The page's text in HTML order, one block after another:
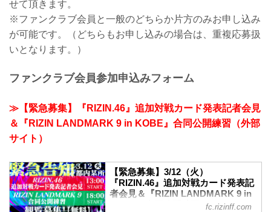
せて頂きます。
※ファンクラブ会員と一般のどちらか片方のみお申し込み
が可能です。（どちらもお申し込みの場合は、重複応募扱
いとなります。）
ファンクラブ会員参加申込みフォーム
≫【緊急募集】『RIZIN.46』追加対戦カード発表記者会見
＆『RIZIN LANDMARK 9 in KOBE』合同公開練習（外部
サイト）
【緊急募集】3/12（火）
『RIZIN.46』追加対戦カード発表記
者会見＆『RIZIN LANDMARK 9 in
fc.rizinff.com